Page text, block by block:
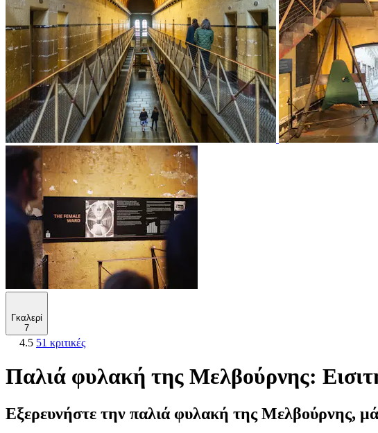
Γκαλερί
7
4.5 51 κριτικές
Παλιά φυλακή της Μελβούρνης:
Εξερευνήστε την παλιά φυλακή της Μελβούρνης,